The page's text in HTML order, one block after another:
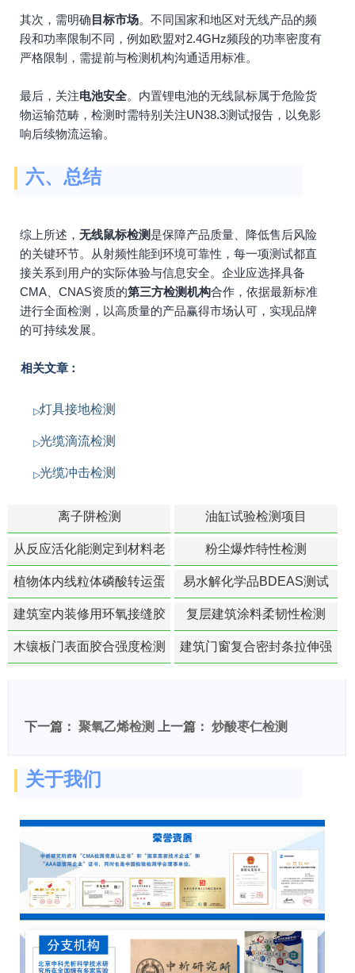
其次，需明确 目标市场。不同国家和地区对无线产品的频
段和功率限制不同，例如欧盟对2.4GHz频段的功率密度有
严格限制，需提前与检测机构沟通适用标准。
最后，关注电池安全。内置锂电池的无线鼠标属于危险货
物运输范畴，检测时需特别关注UN38.3测试报告，以免影
响后续物流运输。
六、总结
综上所述， 无线鼠标检测 是保障产品质量、降低售后风险
的关键环节。从射频性能到环境可靠性，每一项测试都直
接关系到用户的实际体验与信息安全。企业应选择具备
CMA、CNAS资质的第三方检测机构合作，依据最新标准
进行全面检测，以高质量的产品赢得市场认可，实现品牌
的可持续发展。
相关文章：
灯具接地检测
光缆滴流检测
光缆冲击检测
离子阱检测 油缸试验检测项目
从反应活化能测定到材料老
化寿命预测的经典模型
粉尘爆炸特性检测
植物体内线粒体磷酸转运蛋
白活性检测
易水解化学品BDEAS测试
建筑室内装修用环氧接缝胶
苯含量检测
复层建筑涂料柔韧性检测
木镶板门表面胶合强度检测
建筑门窗复合密封条拉伸强
下一篇： 聚氧乙烯检测 上一篇： 炒酸枣仁检测
关于我们